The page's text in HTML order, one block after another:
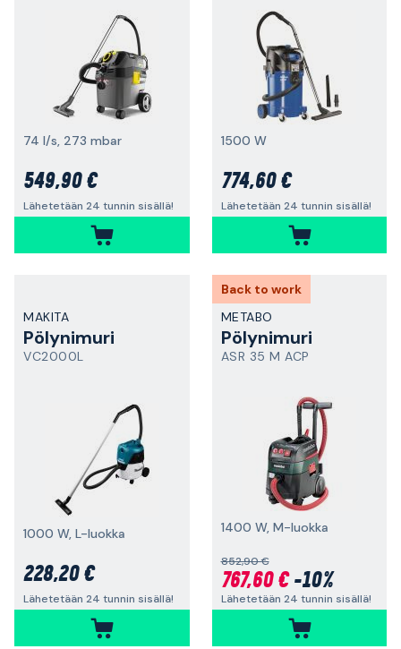
74 l/s, 273 mbar
549,90 €
Lähetetään 24 tunnin sisällä!
1500 W
774,60 €
Lähetetään 24 tunnin sisällä!
MAKITA
Pölynimuri
VC2000L
1000 W, L-luokka
228,20 €
Lähetetään 24 tunnin sisällä!
Back to work
METABO
Pölynimuri
ASR 35 M ACP
1400 W, M-luokka
852,90 €
767,60 €-10%
Lähetetään 24 tunnin sisällä!